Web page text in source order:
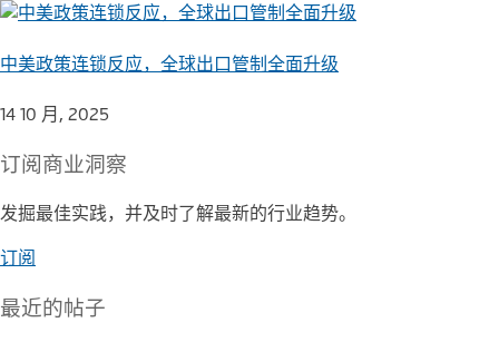
中美政策连锁反应，全球出口管制全面升级
14 10 月, 2025
订阅商业洞察
发掘最佳实践，并及时了解最新的行业趋势。
订阅
最近的帖子